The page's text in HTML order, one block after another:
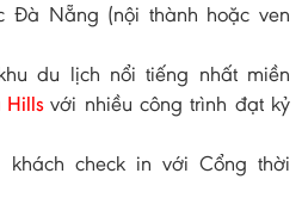
Đà Nẵng (nội thành hoặc ven
du lịch nổi tiếng nhất miền
Hillsvới nhiều công trình đạt kỷ
check in với Cổng thời